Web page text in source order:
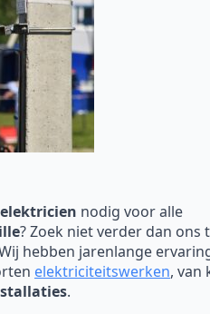
elektricien nodig voor alle
? Zoek niet verder dan ons
hebben jarenlange
elektriciteitswerken, van
.